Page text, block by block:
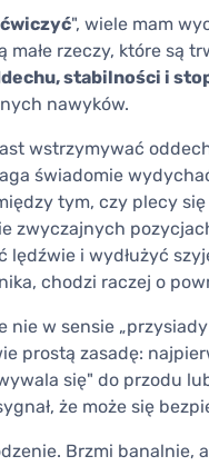
", wiele mam
rzeczy, które są
stabilności i
nawyków.
wstrzymywać
świadomie
tym, czy plecy
zwyczajnych
i wydłużyć
chodzi raczej o
w sensie
prostą zasadę:
się" do przodu
że może się
Brzmi banalnie,